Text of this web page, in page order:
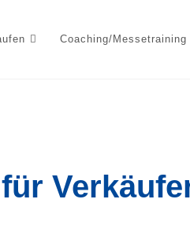
Coaching/Messetraining